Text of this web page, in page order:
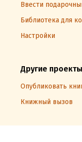
Ввести
Библиотека для
Настройки
Другие проекты
Опубликовать
Книжный вызов